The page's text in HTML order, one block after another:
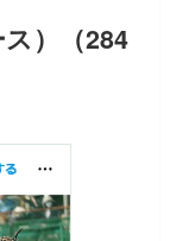
）（284